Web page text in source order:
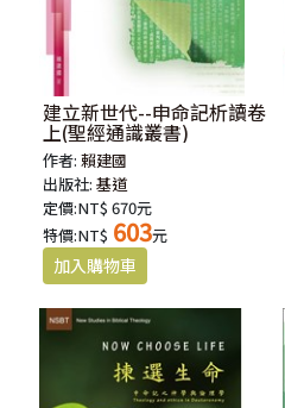
建立新世代--申命記析讀卷
上(聖經通識叢書)
作者:賴建國
出版社:基道
定價:NT$ 670元
特價:NT$ 603元